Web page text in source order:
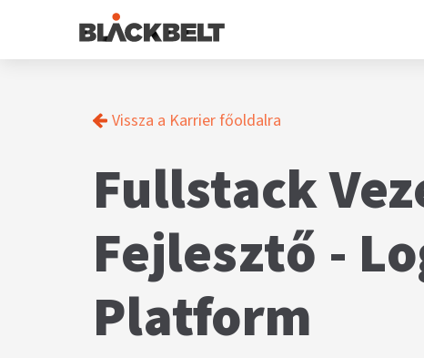
Vissza a Karrier főoldalra
Fullstack
Fejlesztő -
Platform